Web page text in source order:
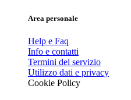
Area personale
Help e Faq
Info e contatti
Termini del servizio
Utilizzo dati e privacy
Cookie Policy